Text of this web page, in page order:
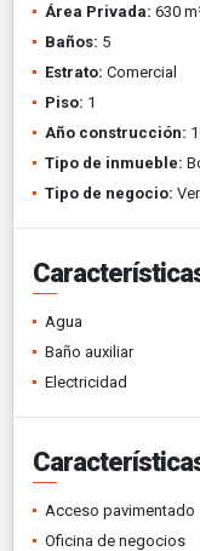
Área Privada: 630
Baños: 5
Estrato: Comercial
Piso: 1
Año construcción:
Tipo de inmueble:
Tipo de negocio:
Agua
Baño auxiliar
Electricidad
Acceso pavimentado
Oficina de negocios